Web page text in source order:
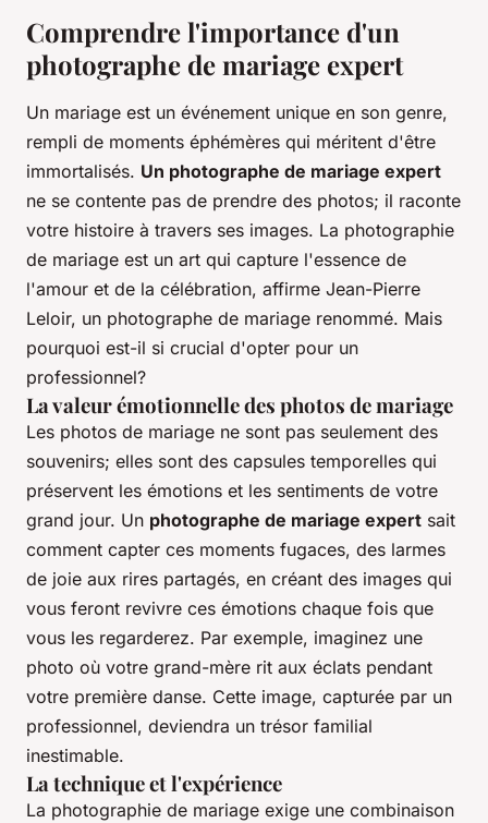
Comprendre l'importance d'un
photographe de mariage expert
Un mariage est un événement unique en son genre,
rempli de moments éphémères qui méritent d'être
immortalisés. Un photographe de mariage expert
ne se contente pas de prendre des photos; il raconte
votre histoire à travers ses images. La photographie
de mariage est un art qui capture l'essence de
l'amour et de la célébration, affirme Jean-Pierre
Leloir, un photographe de mariage renommé. Mais
pourquoi est-il si crucial d'opter pour un
professionnel?
La valeur émotionnelle des photos de mariage
Les photos de mariage ne sont pas seulement des
souvenirs; elles sont des capsules temporelles qui
préservent les émotions et les sentiments de votre
grand jour. Un photographe de mariage expert sait
comment capter ces moments fugaces, des larmes
de joie aux rires partagés, en créant des images qui
vous feront revivre ces émotions chaque fois que
vous les regarderez. Par exemple, imaginez une
photo où votre grand-mère rit aux éclats pendant
votre première danse. Cette image, capturée par un
professionnel, deviendra un trésor familial
inestimable.
La technique et l'expérience
La photographie de mariage exige une combinaison